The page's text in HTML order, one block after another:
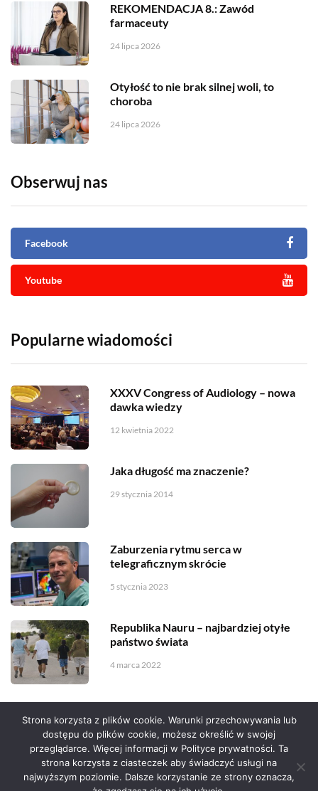
REKOMENDACJA 8.: Zawód
farmaceuty
24 lipca 2026
Otyłość to nie brak silnej woli, to
choroba
24 lipca 2026
Obserwuj nas
Facebook
Youtube
Popularne wiadomości
XXXV Congress of Audiology – nowa
dawka wiedzy
12 kwietnia 2022
Jaka długość ma znaczenie?
29 stycznia 2014
Zaburzenia rytmu serca w
telegraficznym skrócie
5 stycznia 2023
Republika Nauru – najbardziej otyłe
państwo świata
4 marca 2022
Serwis zaprojektował Grzegorz Sztank .
Strona korzysta z plików cookie. Warunki przechowywania lub
dostępu do plików cookie, możesz określić w swojej
przeglądarce. Więcej informacji w Polityce prywatności. Ta
strona korzysta z ciasteczek aby świadczyć usługi na
najwyższym poziomie. Dalsze korzystanie ze strony oznacza,